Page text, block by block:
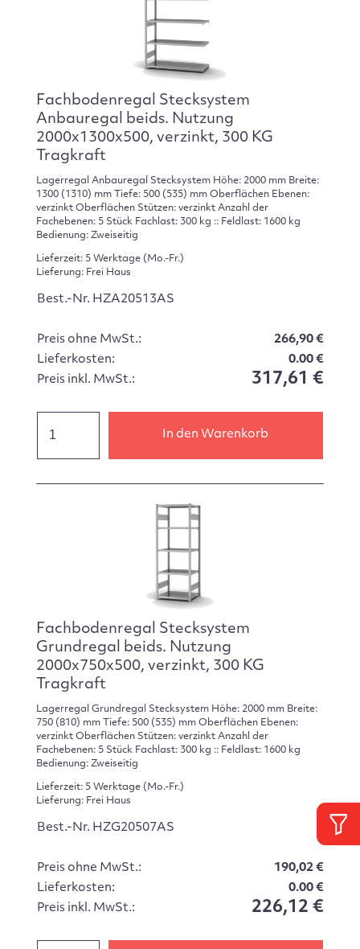
Fachbodenregal Stecksystem
Anbauregal beids. Nutzung
2000x1300x500, verzinkt, 300 KG
Tragkraft
Lagerregal Anbauregal Stecksystem Höhe: 2000 mm Breite:
1300 (1310) mm Tiefe: 500 (535) mm Oberflächen Ebenen:
verzinkt Oberflächen Stützen: verzinkt Anzahl der
Fachebenen: 5 Stück Fachlast: 300 kg :: Feldlast: 1600 kg
Bedienung: Zweiseitig
Lieferzeit: 5 Werktage (Mo.-Fr.)
Lieferung: Frei Haus
Best.-Nr. HZA20513AS
Preis ohne MwSt.:
266,90 €
Lieferkosten:
0.00 €
Preis inkl. MwSt.:
317,61 €
In den Warenkorb
Fachbodenregal Stecksystem
Grundregal beids. Nutzung
2000x750x500, verzinkt, 300 KG
Tragkraft
Lagerregal Grundregal Stecksystem Höhe: 2000 mm Breite:
750 (810) mm Tiefe: 500 (535) mm Oberflächen Ebenen:
verzinkt Oberflächen Stützen: verzinkt Anzahl der
Fachebenen: 5 Stück Fachlast: 300 kg :: Feldlast: 1600 kg
Bedienung: Zweiseitig
Lieferzeit: 5 Werktage (Mo.-Fr.)
Lieferung: Frei Haus
Best.-Nr. HZG20507AS
Preis ohne MwSt.:
190,02 €
Lieferkosten:
0.00 €
Preis inkl. MwSt.:
226,12 €